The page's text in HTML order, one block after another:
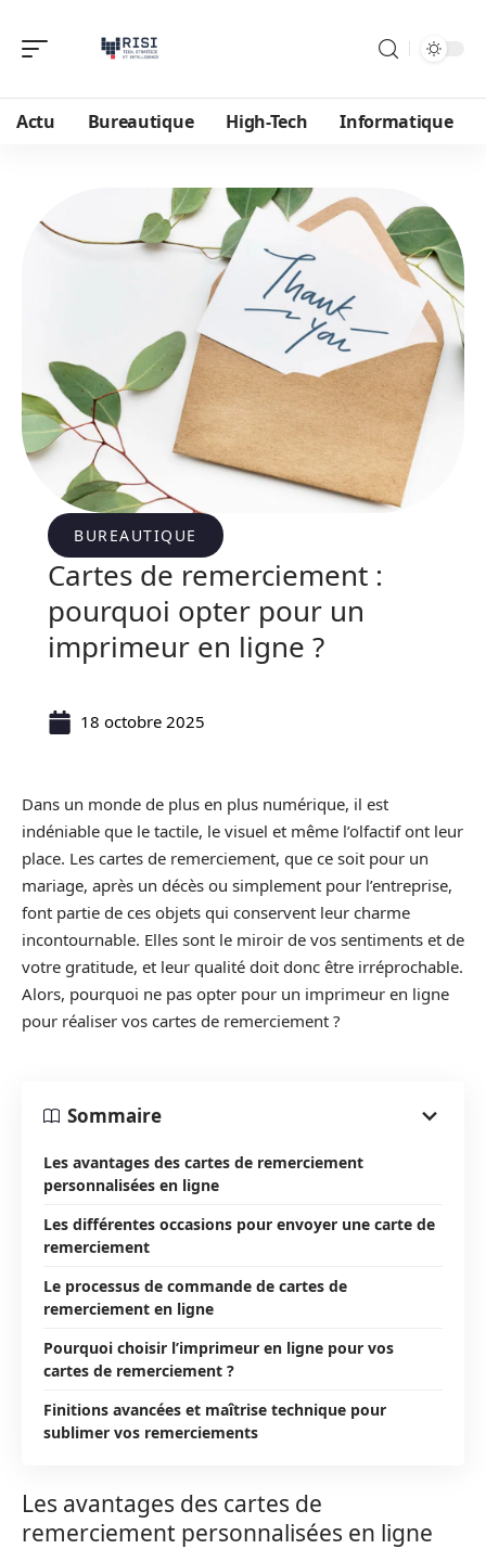
Actu Bureautique High-Tech Informatique
BUREAUTIQUE
Cartes de remerciement :
pourquoi opter pour un
imprimeur en ligne ?
18 octobre 2025
Dans un monde de plus en plus numérique, il est
indéniable que le tactile, le visuel et même l’olfactif ont leur
place. Les cartes de remerciement, que ce soit pour un
mariage, après un décès ou simplement pour l’entreprise,
font partie de ces objets qui conservent leur charme
incontournable. Elles sont le miroir de vos sentiments et de
votre gratitude, et leur qualité doit donc être irréprochable.
Alors, pourquoi ne pas opter pour un imprimeur en ligne
pour réaliser vos cartes de remerciement ?
Sommaire
Les avantages des cartes de remerciement
personnalisées en ligne
Les différentes occasions pour envoyer une carte de
remerciement
Le processus de commande de cartes de
remerciement en ligne
Pourquoi choisir l’imprimeur en ligne pour vos
cartes de remerciement ?
Finitions avancées et maîtrise technique pour
sublimer vos remerciements
Les avantages des cartes de
remerciement personnalisées en ligne